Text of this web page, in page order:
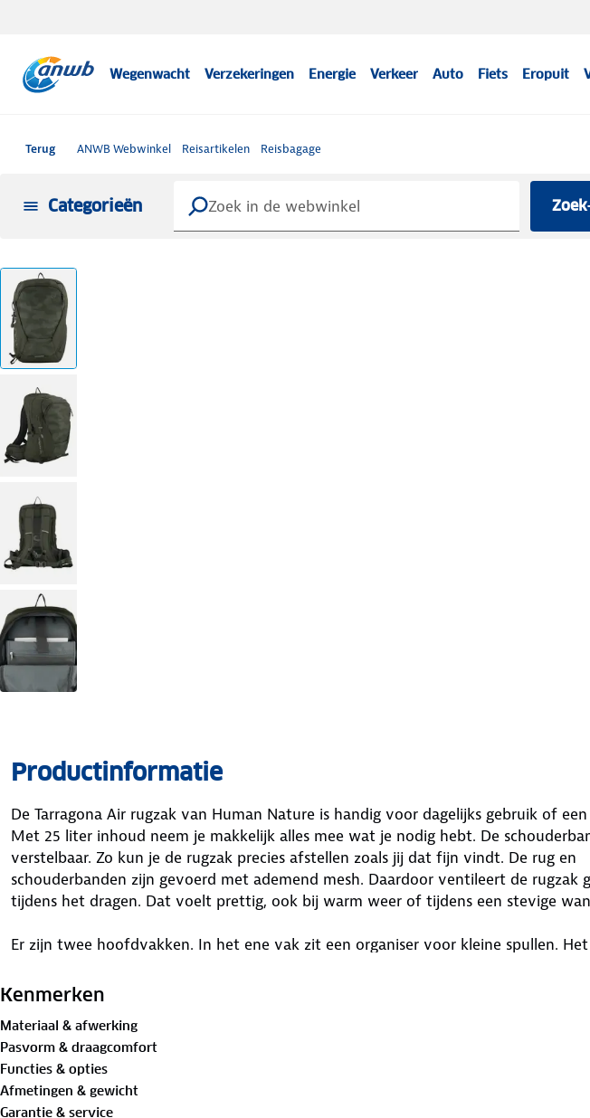
Wegenwacht Verzekeringen Energie Verkeer Auto Fiets Eropuit
Terug ANWB Webwinkel Reisartikelen Reisbagage
Categorieën Zoek
Productinformatie
De Tarragona Air rugzak van Human Nature is handig voor dagelijks gebruik of
Met 25 liter inhoud neem je makkelijk alles mee wat je nodig hebt. De
verstelbaar. Zo kun je de rugzak precies afstellen zoals jij dat fijn vindt. De rug en
schouderbanden zijn gevoerd met ademend mesh. Daardoor ventileert de rugzak
tijdens het dragen. Dat voelt prettig, ook bij warm weer of tijdens een stevige
Er zijn twee hoofdvakken. In het ene vak zit een organiser voor kleine spullen.
Aan de zijkanten zitten elastische vakken, bijvoorbeeld voor een flesje water. Komt
28 x 19 x 47 cm groot en verkrijgbaar in meerdere kleuren.
In de ANWBRugzakkentest 2025
zevende plek. Een fijne rugzak met slimme details en veel draagcomfort.
Kenmerken
Materiaal & afwerking
Pasvorm & draagcomfort
Functies & opties
Afmetingen & gewicht
Garantie & service